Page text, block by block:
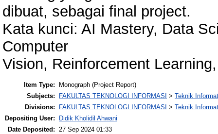
dibuat, sebagai final project.
Kata kunci: AI Mastery, Data
Computer
Vision, Reinforcement
Item Type:
Monograph (Project Report)
Subjects:
FAKULTAS TEKNOLOGI INFORMASI > Teknik
Divisions:
FAKULTAS TEKNOLOGI INFORMASI > Teknik
Depositing User:
Didik Kholidil Ahwani
Date Deposited: 27 Sep 2024 01:33